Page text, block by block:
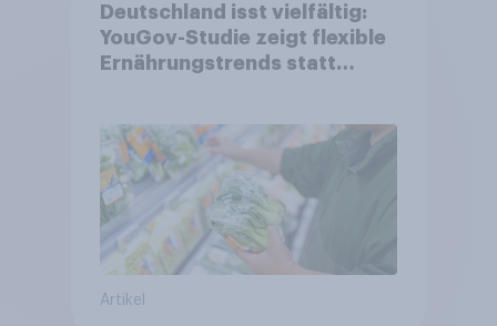
Deutschland isst vielfältig:
YouGov-Studie zeigt flexible
Ernährungstrends statt
Artikel